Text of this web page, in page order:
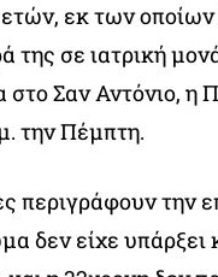
εκ των
της σε ιατρική
στο Σαν Αντόνιο,
την Πέμπτη.
περιγράφουν την
δεν είχε υπάρξει